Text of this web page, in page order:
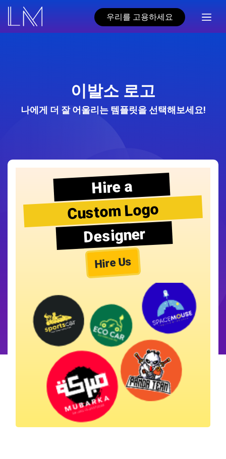
우리를 고용하세요
이발소 로고
나에게 더 잘 어울리는 템플릿을 선택해보세요!
Hire a
Custom Logo
Designer
Hire Us